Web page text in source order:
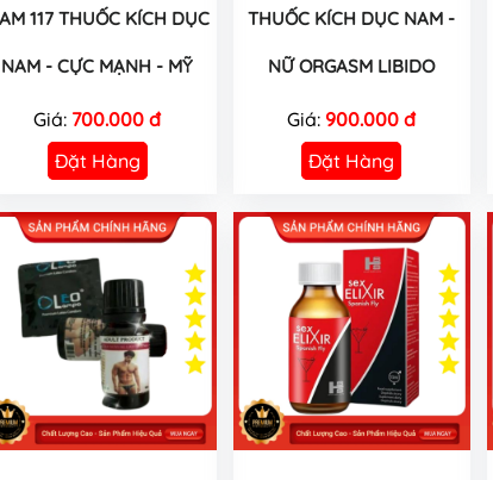
117 THUỐC KÍCH DỤC
NAM - CỰC MẠNH - MỸ
Giá: 700.000 đ
Đặt Hàng
THUỐC KÍCH DỤC NAM -
NỮ ORGASM LIBIDO
Giá: 900.000 đ
Đặt Hàng